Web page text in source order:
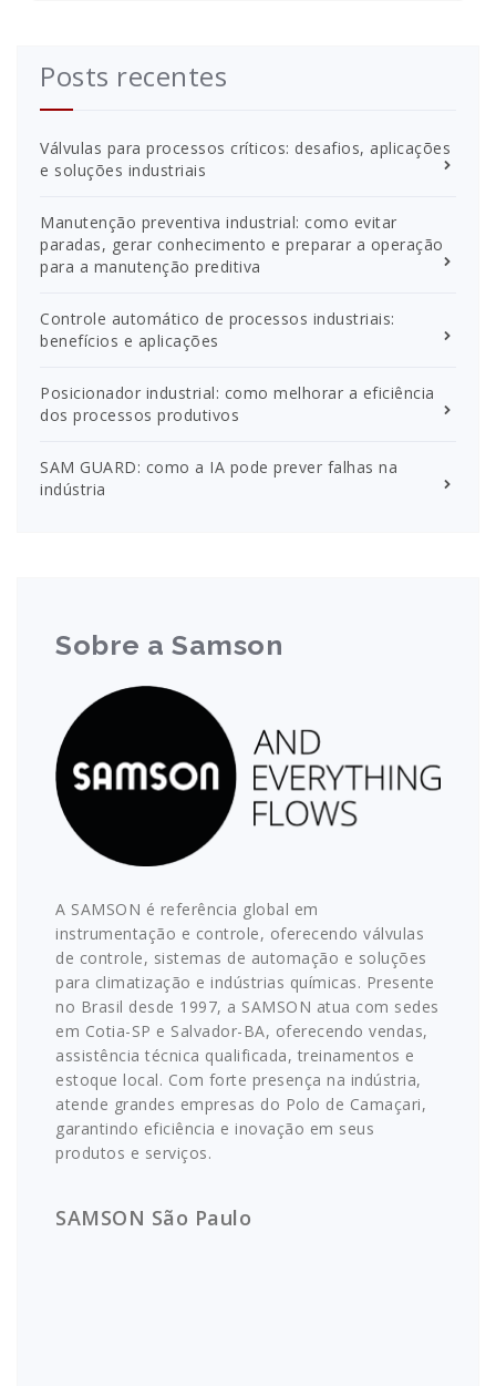
Posts recentes
Válvulas para processos críticos: desafios, aplicações
e soluções industriais
Manutenção preventiva industrial: como evitar
paradas, gerar conhecimento e preparar a operação
para a manutenção preditiva
Controle automático de processos industriais:
benefícios e aplicações
Posicionador industrial: como melhorar a eficiência
dos processos produtivos
SAM GUARD: como a IA pode prever falhas na
indústria
Sobre a Samson
A SAMSON é referência global em
instrumentação e controle, oferecendo válvulas
de controle, sistemas de automação e soluções
para climatização e indústrias químicas. Presente
no Brasil desde 1997, a SAMSON atua com sedes
em Cotia-SP e Salvador-BA, oferecendo vendas,
assistência técnica qualificada, treinamentos e
estoque local. Com forte presença na indústria,
atende grandes empresas do Polo de Camaçari,
garantindo eficiência e inovação em seus
produtos e serviços.
SAMSON São Paulo